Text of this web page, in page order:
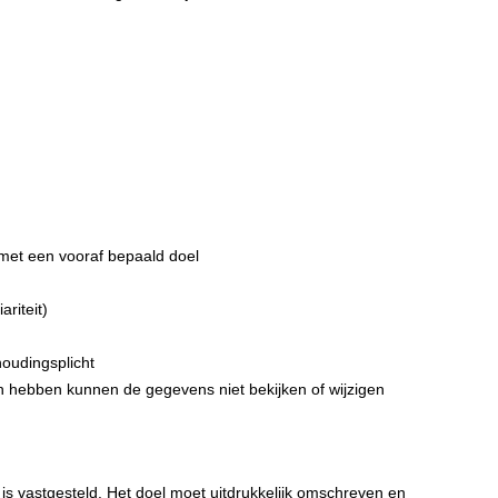
een vooraf bepaald doel
kunnen de gegevens niet bekijken of wijzigen
vastgesteld. Het doel moet uitdrukkelijk omschreven en